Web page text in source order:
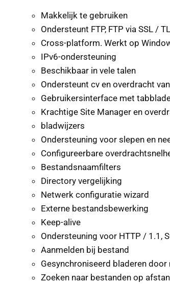
Makkelijk te gebruiken
Ondersteunt FTP, FTP via SSL /
Cross-platform. Werkt op
IPv6-ondersteuning
Beschikbaar in vele talen
Ondersteunt cv en overdracht
Gebruikersinterface met
Krachtige Site Manager en
bladwijzers
Ondersteuning voor slepen en
Configureerbare
Bestandsnaamfilters
Directory vergelijking
Netwerk configuratie wizard
Externe bestandsbewerking
Keep-alive
Ondersteuning voor HTTP / 1.1,
Aanmelden bij bestand
Gesynchroniseerd bladeren door
Zoeken naar bestanden op